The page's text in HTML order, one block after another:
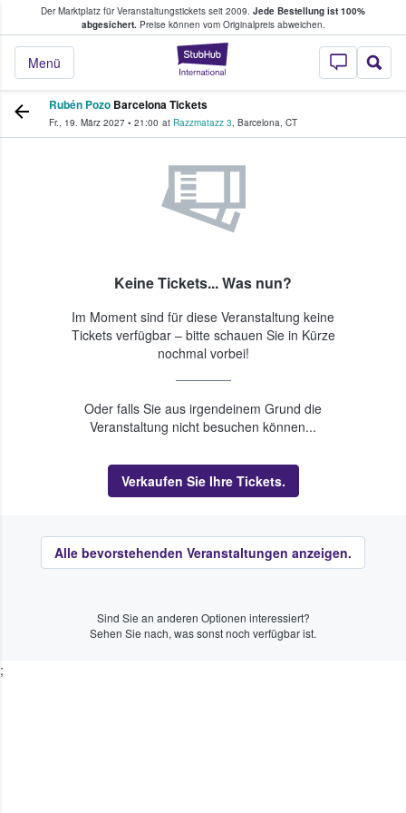
Der Marktplatz für Veranstaltungstickets seit 2009. Jede Bestellung ist 100%
abgesichert.Preise können vom Originalpreis abweichen.
StubHub - Wo
Menü
Tickets kaufen & verkaufen
Rubén Pozo Barcelona Tickets
Fr., 19. März 2027 • 21:00 at Razzmatazz 3, Barcelona, CT
Keine Tickets... Was nun?
Im Moment sind für diese Veranstaltung keine
Tickets verfügbar – bitte schauen Sie in Kürze
nochmal vorbei!
Oder falls Sie aus irgendeinem Grund die
Veranstaltung nicht besuchen können...
Verkaufen Sie Ihre Tickets.
Alle bevorstehenden Veranstaltungen anzeigen.
Sind Sie an anderen Optionen interessiert?
Sehen Sie nach, was sonst noch verfügbar ist.
;